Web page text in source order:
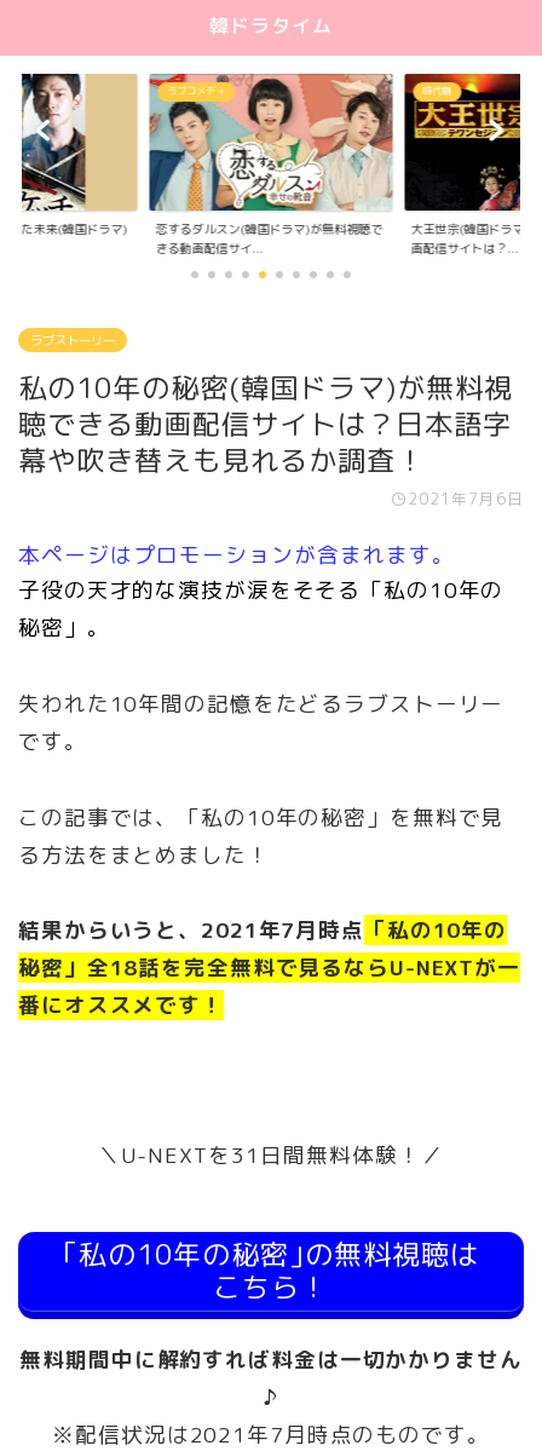
韓ドラタイム
た未来(韓国ドラマ)
ラブコメディ
恋するダルスン(韓国ドラマ)が無料視聴で
きる動画配信サイ...
時代劇
大王世宗(韓国ドラマ)
画配信サイトは？...
ラブストーリー
私の10年の秘密(韓国ドラマ)が無料視
聴できる動画配信サイトは？日本語字
幕や吹き替えも見れるか調査！
2021年7月6日
本ページはプロモーションが含まれます。
子役の天才的な演技が涙をそそる「私の10年の
秘密」。
失われた10年間の記憶をたどるラブストーリー
です。
この記事では、「私の10年の秘密」を無料で見
る方法をまとめました！
結果からいうと、2021年7月時点 「私の10年の
秘密」全18話を完全無料で見るならU-NEXTが一
番にオススメです！
＼U-NEXTを31日間無料体験！／
｢私の10年の秘密｣の無料視聴は
こちら！
無料期間中に解約すれば料金は一切かかりません
♪
※配信状況は2021年7月時点のものです。